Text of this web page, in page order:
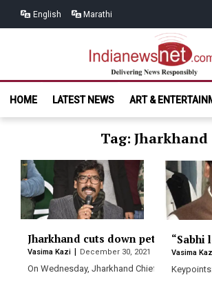
English Marathi
India
HOME
LATEST NEWS ART &
Tag: Jharkhand
Jharkhand cuts down petrol price
Vasima Kazi December 30, 2021
On Wednesday, Jharkhand Chief Minister
“Sabhi
Vasima